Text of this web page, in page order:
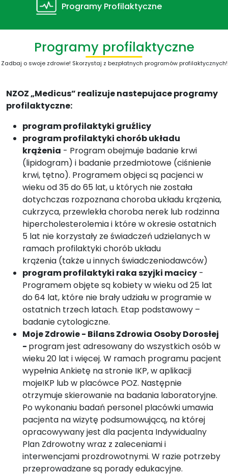
Programy Profilaktyczne
Programy profilaktyczne
Zadbaj o swoje zdrowie! Skorzystaj z bezpłatnych programów profilaktycznych!
NZOZ „Medicus” realizuje nastepujace programy
profilaktyczne:
program profilaktyki gruźlicy
program profilaktyki chorób układu
krążenia - Program obejmuje badanie krwi
(lipidogram) i badanie przedmiotowe (ciśnienie
krwi, tętno). Programem objęci są pacjenci w
wieku od 35 do 65 lat, u których nie została
dotychczas rozpoznana choroba układu krążenia,
cukrzyca, przewlekła choroba nerek lub rodzinna
hipercholesterolemia i które w okresie ostatnich
5 lat nie korzystały ze świadczeń udzielanych w
ramach profilaktyki chorób układu
krążenia (także u innych świadczeniodawców)
program profilaktyki raka szyjki macicy -
Programem objęte są kobiety w wieku od 25 lat
do 64 lat, które nie brały udziału w programie w
ostatnich trzech latach. Etap podstawowy –
badanie cytologiczne.
Moje Zdrowie - Bilans Zdrowia Osoby Dorosłej
- program jest adresowany do wszystkich osób w
wieku 20 lat i więcej. W ramach programu pacjent
wypełnia Ankietę na stronie IKP, w aplikacji
mojeIKP lub w placówce POZ. Następnie
otrzymuje skierowanie na badania laboratoryjne.
Po wykonaniu badań personel placówki umawia
pacjenta na wizytę podsumowującą, na której
opracowywany jest dla pacjenta Indywidualny
Plan Zdrowotny wraz z zaleceniami i
interwencjami prozdrowotnymi. W razie potrzeby
przeprowadzane są porady edukacyjne.